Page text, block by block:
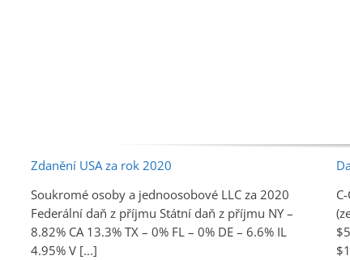
Zdanění USA za rok 2020
Soukromé osoby a jednoosobové LLC za 2020
Federální daň z příjmu Státní daň z příjmu NY –
8.82% CA 13.3% TX – 0% FL – 0% DE – 6.6% IL
4.95% V [...]